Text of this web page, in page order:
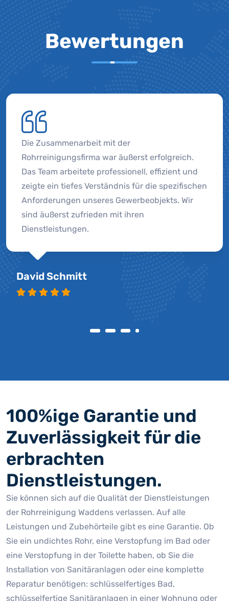
Bewertungen
Die Zusammenarbeit mit der
Rohrreinigungsfirma war äußerst erfolgreich.
Das Team arbeitete professionell, effizient und
zeigte ein tiefes Verständnis für die spezifischen
Anforderungen unseres Gewerbeobjekts. Wir
sind äußerst zufrieden mit ihren
Dienstleistungen.
David Schmitt
100%ige Garantie und
Zuverlässigkeit für die
erbrachten
Dienstleistungen.
Sie können sich auf die Qualität der Dienstleistungen
der Rohrreinigung Waddens verlassen. Auf alle
Leistungen und Zubehörteile gibt es eine Garantie. Ob
Sie ein undichtes Rohr, eine Verstopfung im Bad oder
eine Verstopfung in der Toilette haben, ob Sie die
Installation von Sanitäranlagen oder eine komplette
Reparatur benötigen: schlüsselfertiges Bad,
schlüsselfertige Sanitäranlagen in einer Wohnung oder